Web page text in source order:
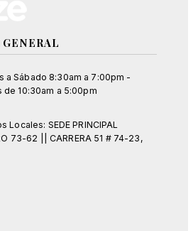
a Sábado 8:30am a 7:00pm -
10:30am a 5:00pm
SEDE PRINCIPAL
73-62 || CARRERA 51 # 74-23,